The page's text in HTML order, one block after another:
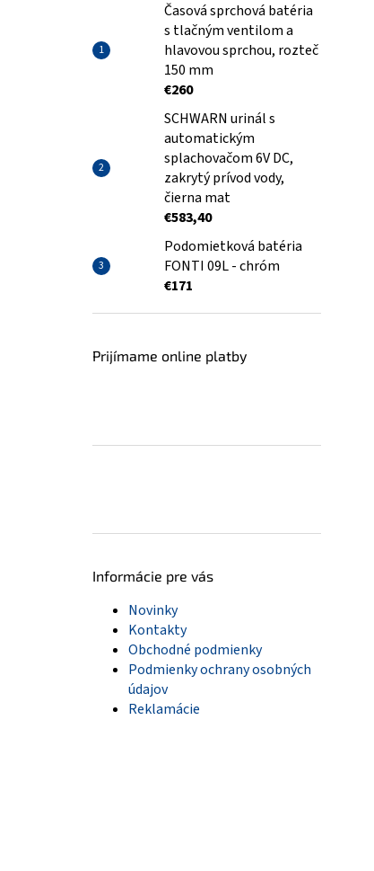
Časová sprchová batéria
s tlačným ventilom a
hlavovou sprchou, rozteč
150 mm
€260
SCHWARN urinál s
automatickým
splachovačom 6V DC,
zakrytý prívod vody,
čierna mat
€583,40
Podomietková batéria
FONTI 09L - chróm
€171
Prijímame online platby
Informácie pre vás
Novinky
Kontakty
Obchodné podmienky
Podmienky ochrany osobných
údajov
Reklamácie